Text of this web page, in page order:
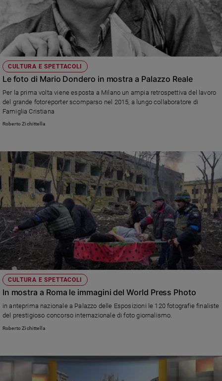
CULTURA E SPETTACOLI
Le foto di Mario Dondero in mostra a Palazzo Reale
Per la prima volta viene esposta a Milano un ampia retrospettiva del lavoro
del grande fotoreporter scomparso nel 2015, a lungo collaboratore di
Famiglia Cristiana
Roberto Zichittella
CULTURA E SPETTACOLI
In mostra a Roma le immagini del World Press Photo
in anteprima nazionale a Palazzo delle Esposizioni le 120 fotografie finaliste
del prestigioso concorso internazionale di foto giornalismo.
Roberto Zichittella